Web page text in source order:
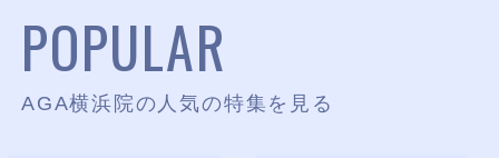
POPULAR
AGA横浜院の人気の特集を見る